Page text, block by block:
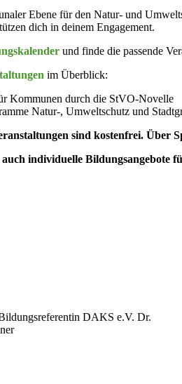
Ebene für den Natur- und
dich in deinem Engagement.
und finde die passende
im Überblick:
Kommunen durch die StVO-Novelle
Natur‑, Umwelt­schutz und
sind kostenfrei. Über
indivi­duelle Bildungs­an­gebote